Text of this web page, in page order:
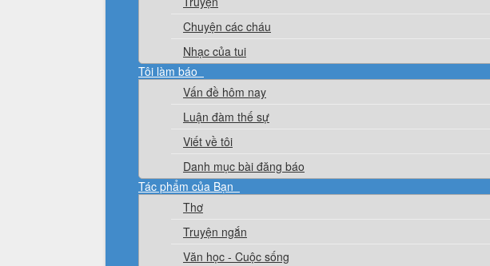
Chuyện các cháu
Nhạc của tui
Tôi làm báo
Vấn đề hôm nay
Luận đàm thế sự
Viết về tôi
Danh mục bài đăng báo
Tác phẩm của Bạn
Thơ
Truyện ngắn
Văn học - Cuộc sống